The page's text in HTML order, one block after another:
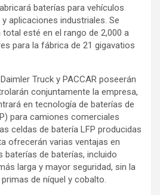
baterías para vehículos
aplicaciones industriales. Se
esté en el rango de 2,000 a
para la fábrica de 21 gigavatios
Truck y PACCAR poseerán
conjuntamente la empresa,
en tecnología de baterías de
para camiones comerciales
celdas de batería LFP producidas
ofrecerán varias ventajas en
de baterías, incluido
larga y mayor seguridad, sin la
de níquel y cobalto.